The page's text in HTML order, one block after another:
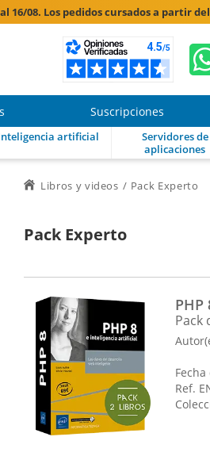
16/08. Los pedidos cursados a partir
Suscripciones
artificial
Servidores de
aplicaciones
Libros y videos Pack Experto
Pack Experto
Pack
Ref.